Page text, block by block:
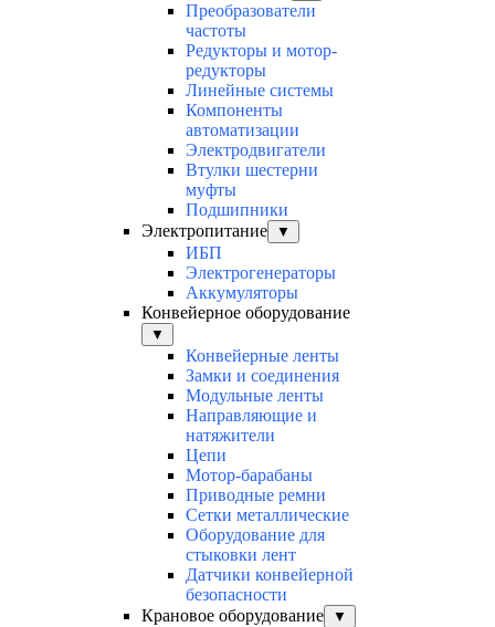
Преобразователи
частоты
Редукторы и мотор-
редукторы
Линейные системы
Компоненты
автоматизации
Электродвигатели
Втулки шестерни
муфты
Подшипники
Электропитание
▼
ИБП
Электрогенераторы
Аккумуляторы
Конвейерное оборудование
▼
Конвейерные ленты
Замки и соединения
Модульные ленты
Направляющие и
натяжители
Цепи
Мотор-барабаны
Приводные ремни
Сетки металлические
Оборудование для
стыковки лент
Датчики конвейерной
безопасности
Крановое оборудование
▼